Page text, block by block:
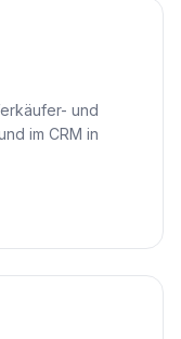
und
im CRM in